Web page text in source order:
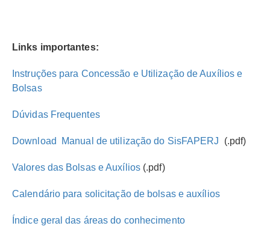
Links importantes:
Instruções para Concessão e Utilização de Auxílios e
Bolsas
Dúvidas Frequentes
Download  Manual de utilização do SisFAPERJ (.pdf)
Valores das Bolsas e Auxílios(.pdf)
Calendário para solicitação de bolsas e auxílios
Índice geral das áreas do conhecimento